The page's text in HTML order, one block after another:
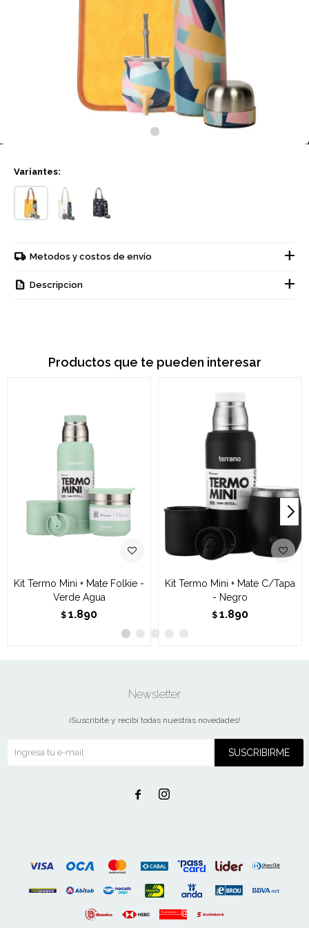
Variantes:
Metodos y costos de envío
Descripcion
Productos que te pueden interesar
Kit Termo Mini + Mate Folkie -
Verde Agua
$ 1.890
Kit Termo Mini + Mate C/Tapa
- Negro
$ 1.890
Newsletter
¡Suscribite y recibí todas nuestras novedades!
SUSCRIBIRME
 